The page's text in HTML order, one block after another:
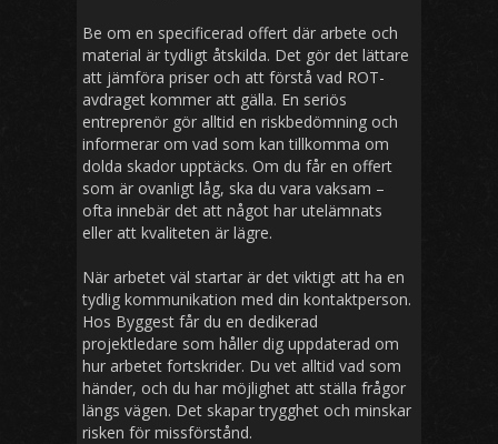
Be om en specificerad offert där arbete och
material är tydligt åtskilda. Det gör det lättare
att jämföra priser och att förstå vad ROT-
avdraget kommer att gälla. En seriös
entreprenör gör alltid en riskbedömning och
informerar om vad som kan tillkomma om
dolda skador upptäcks. Om du får en offert
som är ovanligt låg, ska du vara vaksam –
ofta innebär det att något har utelämnats
eller att kvaliteten är lägre.
När arbetet väl startar är det viktigt att ha en
tydlig kommunikation med din kontaktperson.
Hos Byggest får du en dedikerad
projektledare som håller dig uppdaterad om
hur arbetet fortskrider. Du vet alltid vad som
händer, och du har möjlighet att ställa frågor
längs vägen. Det skapar trygghet och minskar
risken för missförstånd.